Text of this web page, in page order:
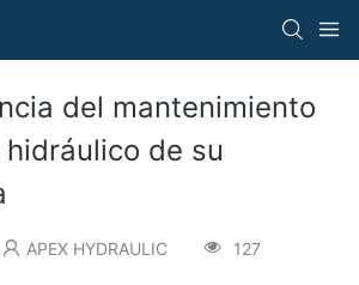
del mantenimiento
de su
APEX HYDRAULIC 127